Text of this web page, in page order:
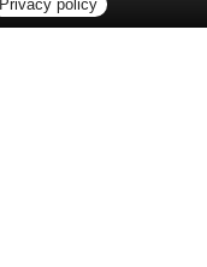
Privacy policy